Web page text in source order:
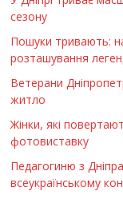
сезону
Пошуки тривають:
розташування
Ветерани
житло
Жінки, які
фотовиставку
Педагогиню з
всеукраїнському